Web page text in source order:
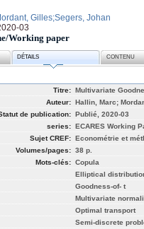
Gilles;Segers, Johan
03
Working paper
DÉTAILS CONTENU
Titre: Multivariate
Auteur: Hallin, Marc;
de publication: Publié, 2020-03
series: ECARES Working
Sujet CREF: Econométrie et
Volumes/pages: 38 p.
Mots-clés: Copula
Elliptical
Goodness-of- t
Multivariate
Optimal transport
Semi-discrete